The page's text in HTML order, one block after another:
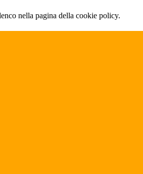
nella pagina della cookie policy.